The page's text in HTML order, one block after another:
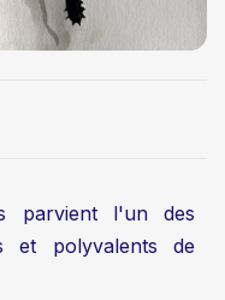
parvient l'un des
et polyvalents de